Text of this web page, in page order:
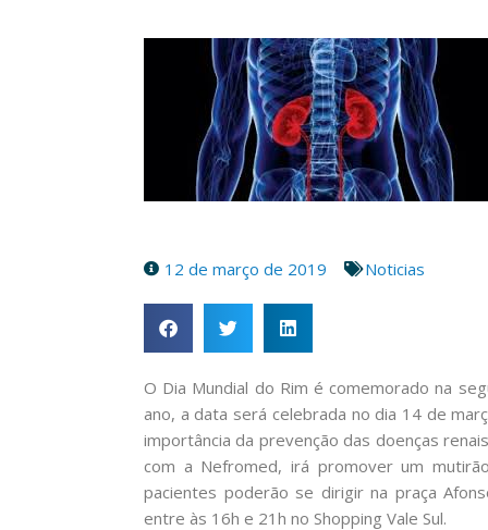
12 de março de 2019 Noticias
O Dia Mundial do Rim é comemorado na
ano, a data será celebrada no dia 14 de
importância da prevenção das doenças
com a Nefromed, irá promover um
pacientes poderão se dirigir na praça
entre às 16h e 21h no Shopping Vale Sul.